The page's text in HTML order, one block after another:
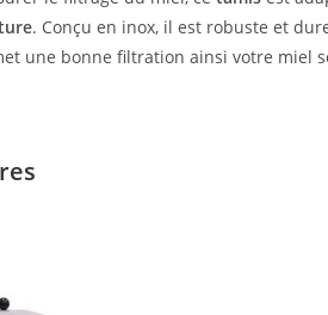
. Conçu en inox, il est robuste et
une bonne filtration ainsi votre miel